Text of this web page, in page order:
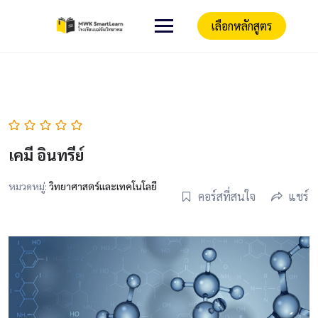
เลือกหลักสูตร
เคมี อินทรีย์
หมวดหมู่: วิทยาศาสตร์และเทคโนโลยี
คอร์สที่สนใจ แชร์